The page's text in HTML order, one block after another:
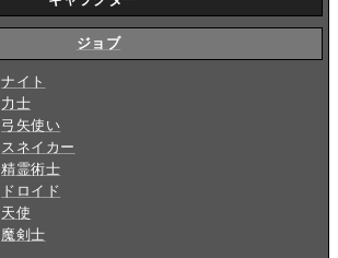
ジョブ
ナイト
力士
弓矢使い
スネイカー
精霊術士
ドロイド
天使
魔剣士